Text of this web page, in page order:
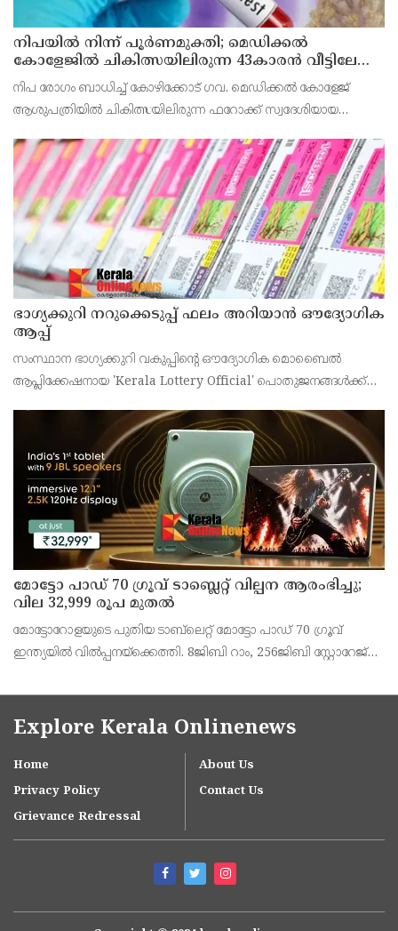
നിപയിൽ നിന്ന് പൂർണമുക്തി; മെഡിക്കൽ
കോളേജിൽ ചികിത്സയിലിരുന്ന 43കാരൻ വീട്ടിലേക്ക്
മടങ്ങി
നിപ രോഗം ബാധിച്ച് കോഴിക്കോട് ഗവ. മെഡിക്കൽ കോളേജ്
ആശുപത്രിയിൽ ചികിത്സയിലിരുന്ന ഫറോക്ക് സ്വദേശിയായ
ഭാഗ്യക്കുറി നറുക്കെടുപ്പ് ഫലം അറിയാൻ ഔദ്യോഗിക
ആപ്പ്
സംസ്ഥാന ഭാഗ്യക്കുറി വകുപ്പിന്റെ ഔദ്യോഗിക മൊബൈൽ
ആപ്ലിക്കേഷനായ 'Kerala Lottery Official' പൊതുജനങ്ങൾക്ക്
അഞ്ജു കെ എസ് അറിയിച്ചു.
മോട്ടോ പാഡ് 70 ഗ്രൂവ് ടാബ്ലെറ്റ് വില്പന ആരംഭിച്ചു;
വില 32,999 രൂപ മുതൽ
മോട്ടോറോളയുടെ പുതിയ ടാബ്‌ലെറ്റ് മോട്ടോ പാഡ് 70 ഗ്രൂവ്
ഇന്ത്യയിൽ വിൽപ്പനയ്‌ക്കെത്തി. 8ജിബി റാം, 256ജിബി സ്റ്റോറേജ്
ഉൾപ്പെടെ 32,999 രൂപയാണ് ഫലപ്രദമായ
Explore Kerala Onlinenews
Home
About Us
Privacy Policy
Contact Us
Grievance Redressal